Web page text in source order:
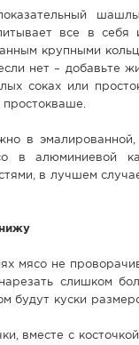
все в
крупными
нет – добавьте
соках или
простокваше.
в
в алюминиевой
в лучшем
мясо не
слишком
будут куски
вместе с